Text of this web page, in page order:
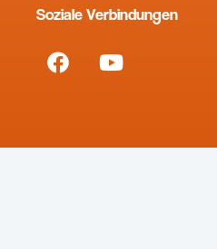
Soziale Verbindungen